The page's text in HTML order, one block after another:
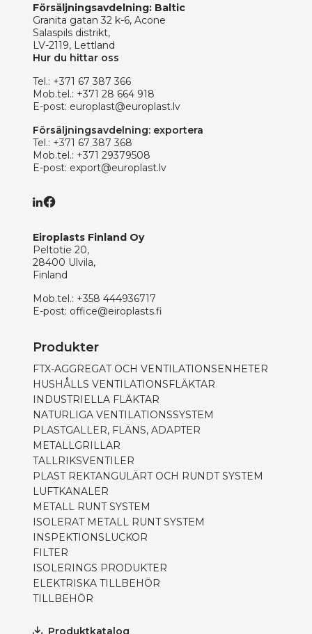
Försäljningsavdelning: Baltic
Granita gatan 32 k-6, Acone
Salaspils distrikt,
LV-2119, Lettland
Hur du hittar oss
Tel.: +371 67 387 366
Mob.tel.: +371 28 664 918
E-post: europlast@europlast.lv
Försäljningsavdelning: exportera
Tel.: +371 67 387 368
Mob.tel.: +371 29379508
E-post: export@europlast.lv
Eiroplasts Finland Oy
Peltotie 20,
28400 Ulvila,
Finland
Mob.tel.: +358 444936717
E-post: office@eiroplasts.fi
Produkter
FTX-AGGREGAT OCH VENTILATIONSENHETER
HUSHÅLLS VENTILATIONSFLÄKTAR
INDUSTRIELLA FLÄKTAR
NATURLIGA VENTILATIONSSYSTEM
PLASTGALLER, FLÄNS, ADAPTER
METALLGRILLAR
TALLRIKSVENTILER
PLAST REKTANGULÄRT OCH RUNDT SYSTEM
LUFTKANALER
METALL RUNT SYSTEM
ISOLERAT METALL RUNT SYSTEM
INSPEKTIONSLUCKOR
FILTER
ISOLERINGS PRODUKTER
ELEKTRISKA TILLBEHÖR
TILLBEHÖR
Produktkatalog